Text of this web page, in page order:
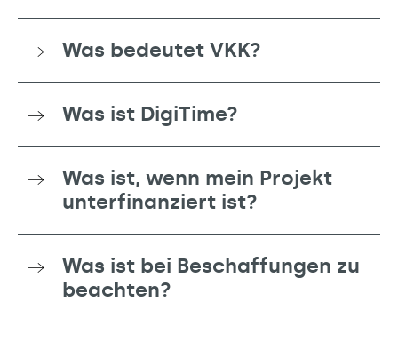
Was bedeutet VKK?
Was ist DigiTime?
Was ist, wenn mein Projekt
unterfinanziert ist?
Was ist bei Beschaffungen zu
beachten?